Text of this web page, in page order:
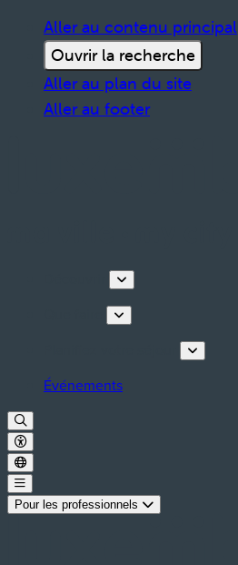
Aller au contenu principal
Ouvrir la recherche
Aller au plan du site
Aller au footer
Événements
Pour les professionnels